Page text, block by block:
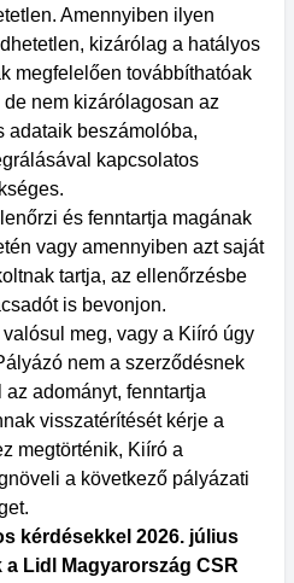
Amennyiben ilyen
kizárólag a hatályos
megfelelően továbbíthatóak
nem kizárólagosan az
adataik beszámolóba,
kapcsolatos
és fenntartja magának
vagy amennyiben azt saját
tartja, az ellenőrzésbe
is bevonjon.
meg, vagy a Kiíró úgy
nem a szerződésnek
adományt, fenntartja
visszatérítését kérje a
megtörténik, Kiíró a
a következő pályázati
kérdésekkel 2026. július
Lidl Magyarország CSR